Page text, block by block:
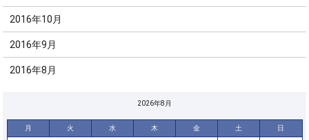
2016年10月
2016年9月
2016年8月
2026年8月
月 火 水 木 金 土 日